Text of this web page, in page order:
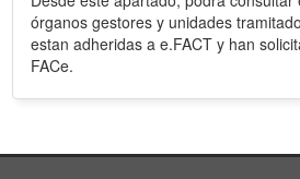
órganos gestores y unidades
estan adheridas a e.FACT y han
FACe.